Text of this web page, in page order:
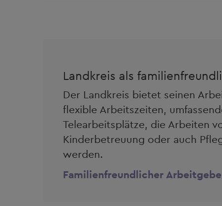
Landkreis als
Der Landkreis bietet seinen
flexible Arbeitszeiten,
Telearbeitsplätze, die Arbeiten
Kinderbetreuung oder auch
werden.
Familienfreundlicher